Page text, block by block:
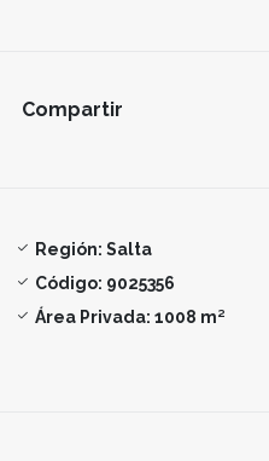
Compartir
Región: Salta
Código: 9025356
Área Privada: 1008 m²